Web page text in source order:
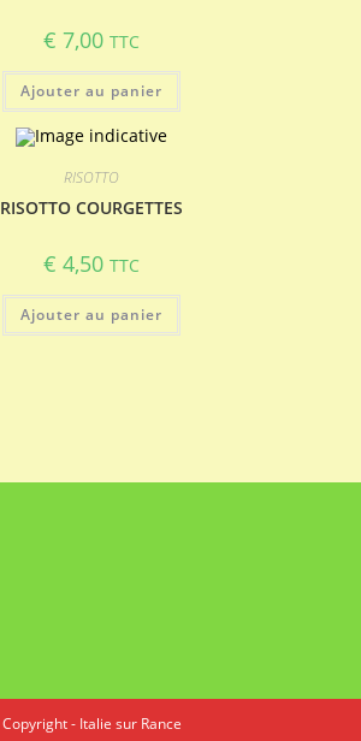
€ 7,00 TTC
Ajouter au panier
RISOTTO
RISOTTO COURGETTES
€ 4,50 TTC
Ajouter au panier
Copyright - Italie sur Rance